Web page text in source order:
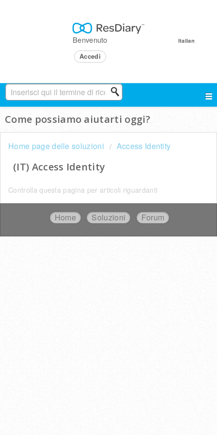
Italian
Benvenuto
Accedi
Come possiamo aiutarti oggi?
Home page delle soluzioni Access Identity
(IT) Access Identity
Controlla questa pagina per articoli riguardanti
Home Soluzioni Forum